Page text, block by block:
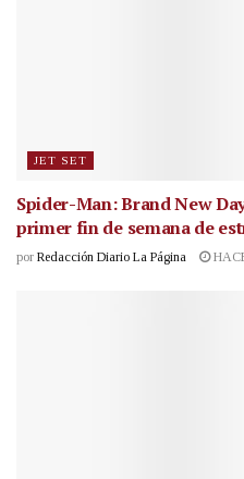
JET SET
Spider-Man: Brand New
primer fin de semana de
por Redacción Diario La Página